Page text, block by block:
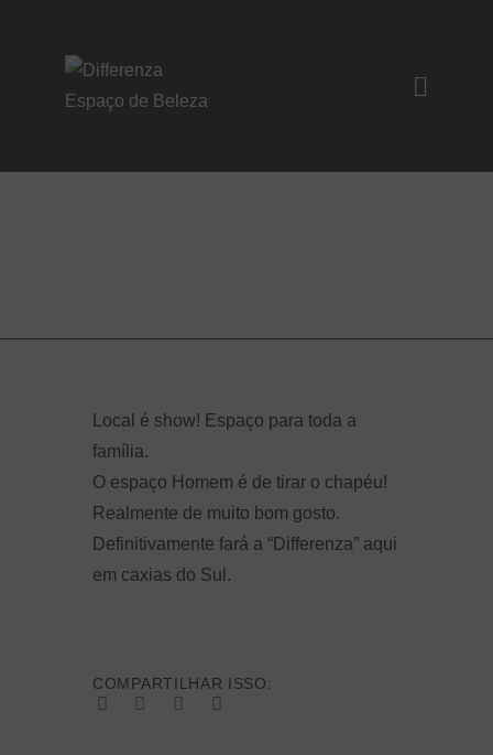
SOBRE NÓS
S
Local é show! Espaço para toda a
família.
O espaço Homem é de tirar o chapéu!
Realmente de muito bom gosto.
Definitivamente fará a “Differenza” aqui
em caxias do Sul.
COMPARTILHAR ISSO: